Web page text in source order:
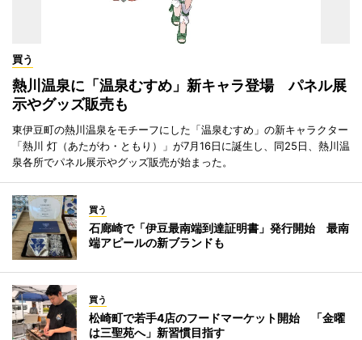
買う
熱川温泉に「温泉むすめ」新キャラ登場 パネル展
示やグッズ販売も
東伊豆町の熱川温泉をモチーフにした「温泉むすめ」の新キャラクター
「熱川 灯（あたがわ・ともり）」が7月16日に誕生し、同25日、熱川温
泉各所でパネル展示やグッズ販売が始まった。
買う
石廊崎で「伊豆最南端到達証明書」発行開始 最南
端アピールの新ブランドも
買う
松崎町で若手4店のフードマーケット開始 「金曜
は三聖苑へ」新習慣目指す